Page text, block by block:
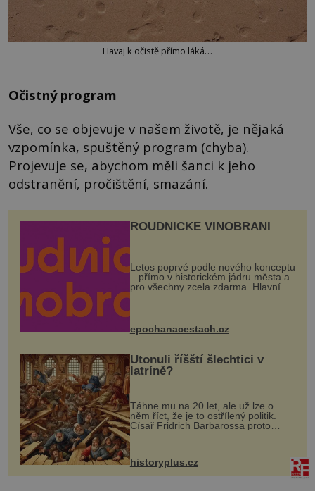
Havaj k očistě přímo láká…
Očistný program
Vše, co se objevuje v našem životě, je nějaká
vzpomínka, spuštěný program (chyba).
Projevuje se, abychom měli šanci k jeho
odstranění, pročištění, smazání.
ROUDNICKÉ VINOBRANÍ
Letos poprvé podle nového konceptu
– přímo v historickém jádru města a
pro všechny zcela zdarma. Hlavní
program se odehraje na Karlově a
mohou těšit na víno, burčák, pes...
epochanacestach.cz
Utonuli říšští šlechtici v
latríně?
Táhne mu na 20 let, ale už lze o
něm říct, že je to ostřílený politik.
Císař Fridrich Barbarossa proto
posílá svého syna a dědice Jindřicha
VI. do Erfurtu, aby se stal
prostředníkem při řešení sporu m...
historyplus.cz